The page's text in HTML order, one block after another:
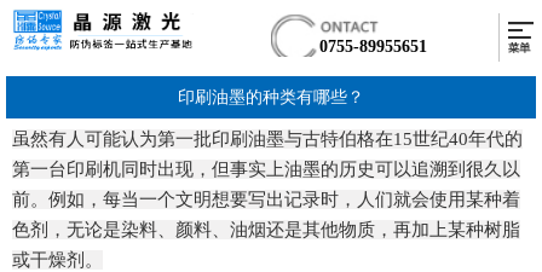
0755-89955651
印刷油墨的种类有哪些？
虽然有人可能认为第一批印刷油墨与古特伯格在15世纪40年代的
第一台印刷机同时出现，但事实上油墨的历史可以追溯到很久以
前。例如，每当一个文明想要写出记录时，人们就会使用某种着
色剂，无论是染料、颜料、油烟还是其他物质，再加上某种树脂
或干燥剂。